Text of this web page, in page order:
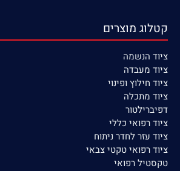
קטלוג מוצרים
ציוד הנשמה
ציוד מעבדה
ציוד חילוץ ופינוי
ציוד מתכלה
דפיברילטור
ציוד רפואי כללי
ציוד עזר לחדר ניתוח
ציוד רפואי טקטי צבאי
טקסטיל רפואי